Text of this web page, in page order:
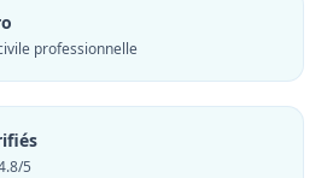
professionnelle
5